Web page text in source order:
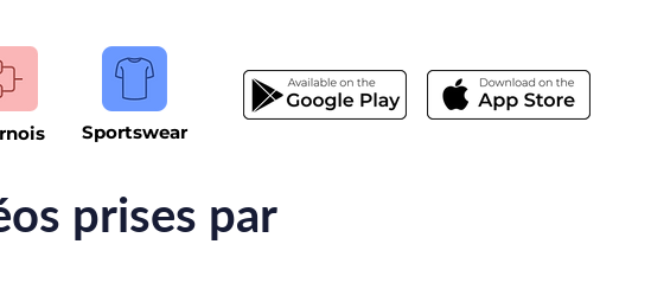
Sportswear
prises par